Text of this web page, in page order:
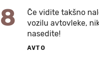
8
Če vidite takšno
vozilu avtovleke,
nasedite!
AVTO